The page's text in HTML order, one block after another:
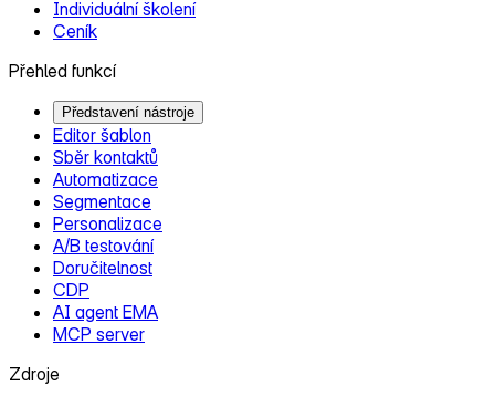
Individuální školení
Ceník
Přehled funkcí
Představení nástroje
Editor šablon
Sběr kontaktů
Automatizace
Segmentace
Personalizace
A/B testování
Doručitelnost
CDP
AI agent EMA
MCP server
Zdroje